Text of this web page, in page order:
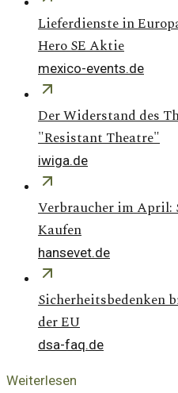
Lieferdienste in
Hero SE Aktie
mexico-events.de
Der Widerstand des
"Resistant Theatre"
iwiga.de
Verbraucher im April:
Kaufen
hansevet.de
Sicherheitsbedenken
der EU
dsa-faq.de
Weiterlesen